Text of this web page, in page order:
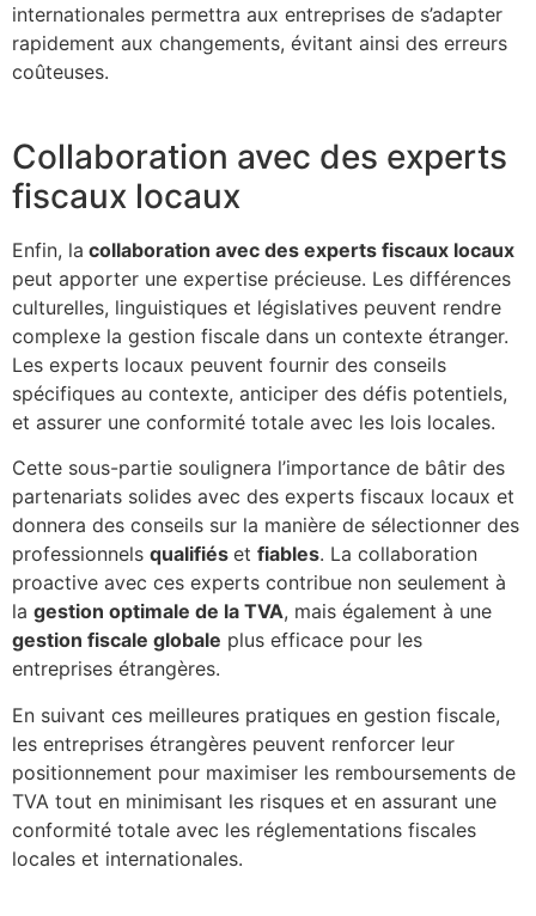
internationales permettra aux entreprises de s’adapter
rapidement aux changements, évitant ainsi des erreurs
coûteuses.
Collaboration avec des experts
fiscaux locaux
Enfin, la collaboration avec des experts fiscaux locaux
peut apporter une expertise précieuse. Les différences
culturelles, linguistiques et législatives peuvent rendre
complexe la gestion fiscale dans un contexte étranger.
Les experts locaux peuvent fournir des conseils
spécifiques au contexte, anticiper des défis potentiels,
et assurer une conformité totale avec les lois locales.
Cette sous-partie soulignera l’importance de bâtir des
partenariats solides avec des experts fiscaux locaux et
donnera des conseils sur la manière de sélectionner des
professionnels qualifiés et fiables. La collaboration
proactive avec ces experts contribue non seulement à
la gestion optimale de la TVA, mais également à une
gestion fiscale globale plus efficace pour les
entreprises étrangères.
En suivant ces meilleures pratiques en gestion fiscale,
les entreprises étrangères peuvent renforcer leur
positionnement pour maximiser les remboursements de
TVA tout en minimisant les risques et en assurant une
conformité totale avec les réglementations fiscales
locales et internationales.